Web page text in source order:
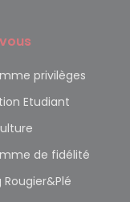
privilèges
Etudiant
de fidélité
Rougier&Plé